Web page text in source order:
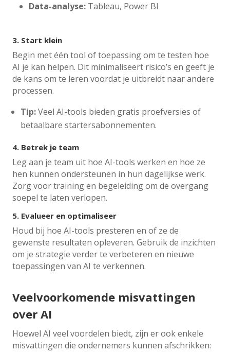
Data-analyse: Tableau, Power BI
3. Start klein
Begin met één tool of toepassing om te testen hoe
AI je kan helpen. Dit minimaliseert risico’s en geeft je
de kans om te leren voordat je uitbreidt naar andere
processen.
Tip:Veel AI-tools bieden gratis proefversies of
betaalbare startersabonnementen.
4. Betrek je team
Leg aan je team uit hoe AI-tools werken en hoe ze
hen kunnen ondersteunen in hun dagelijkse werk.
Zorg voor training en begeleiding om de overgang
soepel te laten verlopen.
5. Evalueer en optimaliseer
Houd bij hoe AI-tools presteren en of ze de
gewenste resultaten opleveren. Gebruik de inzichten
om je strategie verder te verbeteren en nieuwe
toepassingen van AI te verkennen.
Veelvoorkomende misvattingen
over AI
Hoewel AI veel voordelen biedt, zijn er ook enkele
misvattingen die ondernemers kunnen afschrikken: